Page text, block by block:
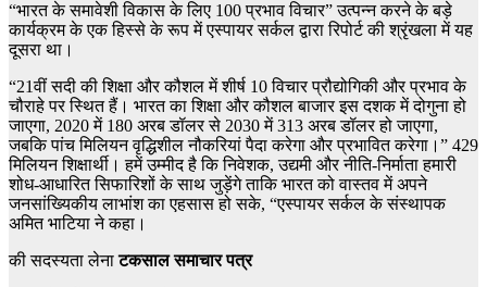
“भारत के समावेशी विकास के लिए 100 प्रभाव विचार” उत्पन्न करने के बड़े
कार्यक्रम के एक हिस्से के रूप में एस्पायर सर्कल द्वारा रिपोर्ट की श्रृंखला में यह
दूसरा था।
“21वीं सदी की शिक्षा और कौशल में शीर्ष 10 विचार प्रौद्योगिकी और प्रभाव के
चौराहे पर स्थित हैं। भारत का शिक्षा और कौशल बाजार इस दशक में दोगुना हो
जाएगा, 2020 में 180 अरब डॉलर से 2030 में 313 अरब डॉलर हो जाएगा,
जबकि पांच मिलियन वृद्धिशील नौकरियां पैदा करेगा और प्रभावित करेगा।” 429
मिलियन शिक्षार्थी। हमें उम्मीद है कि निवेशक, उद्यमी और नीति-निर्माता हमारी
शोध-आधारित सिफारिशों के साथ जुड़ेंगे ताकि भारत को वास्तव में अपने
जनसांख्यिकीय लाभांश का एहसास हो सके, “एस्पायर सर्कल के संस्थापक
अमित भाटिया ने कहा।
की सदस्यता लेनाटकसाल समाचार पत्र